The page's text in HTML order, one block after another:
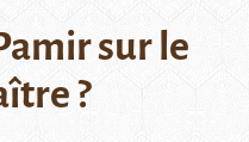
sur le
?